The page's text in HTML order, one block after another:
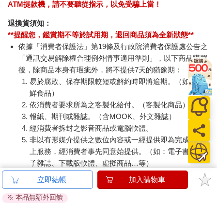
ATM提款機，請不要聽從指示，以免受騙上當！
退換貨須知：
**提醒您，鑑賞期不等於試用期，退回商品須為全新狀態**
依據「消費者保護法」第19條及行政院消費者保護處公告之
「通訊交易解除權合理例外情事適用準則」，以下商品購買
後，除商品本身有瑕疵外，將不提供7天的猶豫期：
易於腐敗、保存期限較短或解約時即將逾期。（如：生
鮮食品）
依消費者要求所為之客製化給付。（客製化商品）
報紙、期刊或雜誌。（含MOOK、外文雜誌）
經消費者拆封之影音商品或電腦軟體。
非以有形媒介提供之數位內容或一經提供即為完成之線
上服務，經消費者事先同意始提供。（如：電子書、電
子雜誌、下載版軟體、虛擬商品…等）
已拆封之個人衛生用品。（如：內衣褲、刮鬍刀、除毛
若非上列種類商品，均享有到貨7天的猶豫期（含例假
立即結帳 加入購物車
※ 本品無額外回饋